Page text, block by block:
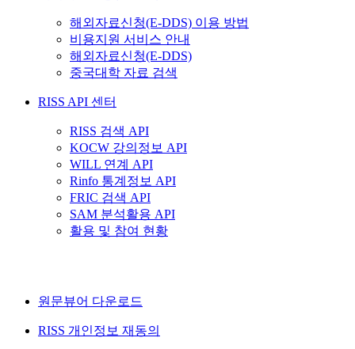
해외자료신청(E-DDS) 이용 방법
비용지원 서비스 안내
해외자료신청(E-DDS)
중국대학 자료 검색
RISS API 센터
RISS 검색 API
KOCW 강의정보 API
WILL 연계 API
Rinfo 통계정보 API
FRIC 검색 API
SAM 분석활용 API
활용 및 참여 현황
원문뷰어 다운로드
RISS 개인정보 재동의